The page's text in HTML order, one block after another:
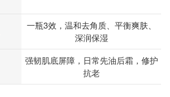
一瓶3效，温和去角质、平衡爽肤、
深润保湿
强韧肌底屏障，日常先油后霜，修护
抗老